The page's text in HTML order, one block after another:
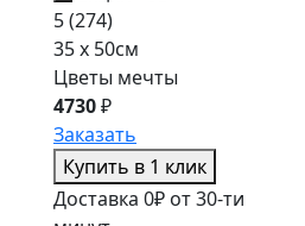
5(274)
35 x 50см
Цветы мечты
4730₽
Заказать
Купить в 1 клик
Доставка 0₽ от 30-ти